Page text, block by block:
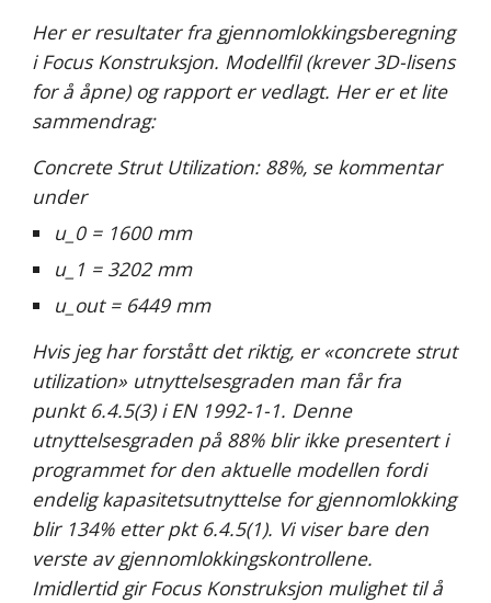
Her er resultater fra gjennomlokkingsberegning
i Focus Konstruksjon. Modellfil (krever 3D-lisens
for å åpne) og rapport er vedlagt. Her er et lite
sammendrag:
Concrete Strut Utilization: 88%, se kommentar
under
u_0 = 1600 mm
u_1 = 3202 mm
u_out = 6449 mm
Hvis jeg har forstått det riktig, er «concrete strut
utilization» utnyttelsesgraden man får fra
punkt 6.4.5(3) i EN 1992-1-1. Denne
utnyttelsesgraden på 88% blir ikke presentert i
programmet for den aktuelle modellen fordi
endelig kapasitetsutnyttelse for gjennomlokking
blir 134% etter pkt 6.4.5(1). Vi viser bare den
verste av gjennomlokkingskontrollene.
Imidlertid gir Focus Konstruksjon mulighet til å